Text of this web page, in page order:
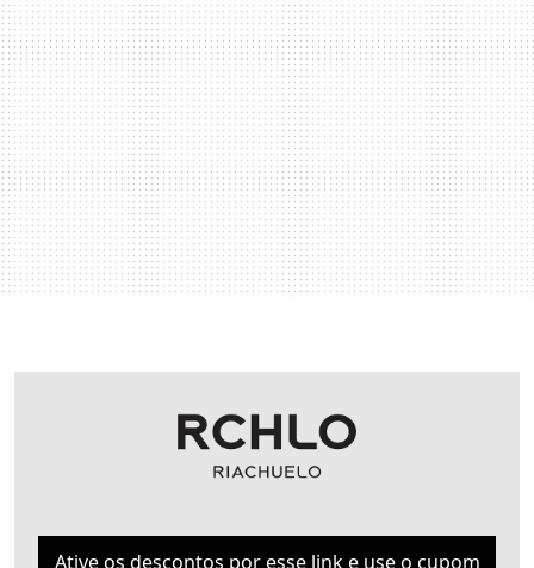
Ative os descontos por esse link e use o cupom